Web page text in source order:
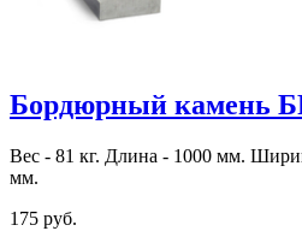
Бордюрный камень
Вес - 81 кг. Длина - 1000 мм.
мм.
175 руб.